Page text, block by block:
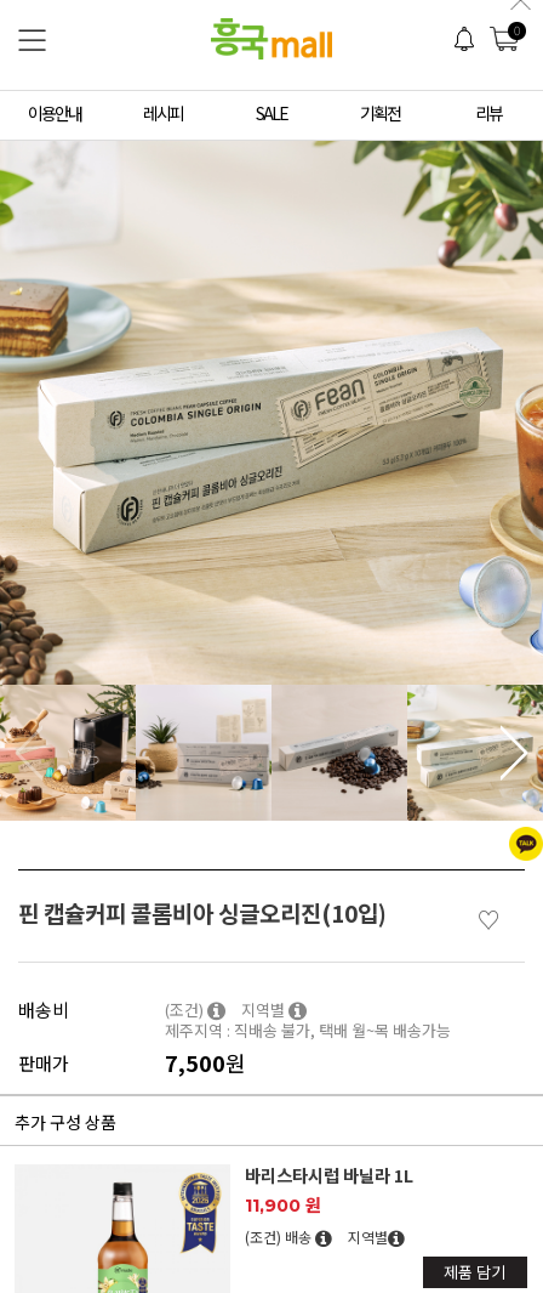
0
이용안내 레시피 SALE 기획전 리뷰
핀 캡슐커피 콜롬비아 싱글오리진(10입) ♡
배송비 (조건)
지역별
제주지역 : 직배송 불가, 택배 월~목 배송가능
판매가 7,500원
추가 구성 상품
바리스타시럽 바닐라 1L
11,900 원
(조건) 배송 지역별
제품 담기